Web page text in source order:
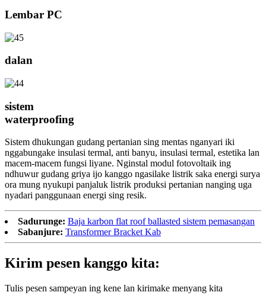
Lembar PC
dalan
sistem
waterproofing
Sistem dhukungan gudang pertanian sing mentas nganyari iki
nggabungake insulasi termal, anti banyu, insulasi termal, estetika lan
macem-macem fungsi liyane. Nginstal modul fotovoltaik ing
ndhuwur gudang griya ijo kanggo ngasilake listrik saka energi surya
ora mung nyukupi panjaluk listrik produksi pertanian nanging uga
nyadari panggunaan energi sing resik.
Sadurunge: Baja karbon flat roof ballasted sistem pemasangan
Sabanjure: Transformer Bracket Kab
Kirim pesen kanggo kita:
Tulis pesen sampeyan ing kene lan kirimake menyang kita